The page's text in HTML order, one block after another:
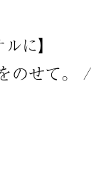
に】
のせて。 /